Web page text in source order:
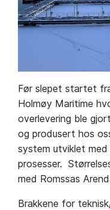
Før slepet startet
Holmøy Maritime
overlevering ble
og produsert hos
system utviklet
prosesser.
med Romssas
Brakkene for